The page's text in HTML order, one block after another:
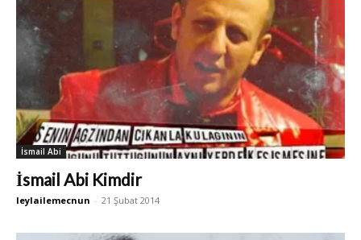
İsmail Abi
İsmail Abi Kimdir
leylailemecnun - 21 Şubat 2014